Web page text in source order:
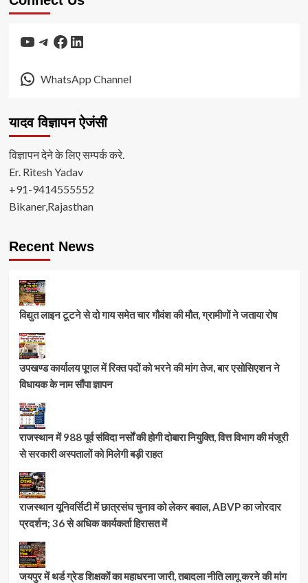
YouTube
Telegram
Facebook
LinkedIn
WhatsApp Channel
यादव विज्ञापन ऐजंसी
विज्ञापन देने के लिए सम्पर्क करे.
Er. Ritesh Yadav
+91-9414555552
Bikaner,Rajasthan
Recent News
विद्युत लाइन टूटने से दो गाय समेत चार गौवंश की मौत, ग्रामीणों ने जताया रोष
उपखण्ड कार्यालय पूगल में रिक्त पदों को भरने की मांग तेज, बार एसोसिएशन ने
विधायक के नाम सौंपा ज्ञापन
राजस्थान में 988 पूर्व संविदा नर्सों की होगी दोबारा नियुक्ति, वित्त विभाग की मंजूरी
से सरकारी अस्पतालों को मिलेगी बड़ी राहत
राजस्थान यूनिवर्सिटी में छात्रसंघ चुनाव को लेकर बवाल, ABVP का जोरदार
प्रदर्शन; 36 से अधिक कार्यकर्ता हिरासत में
जयपुर में थर्ड ग्रेड शिक्षकों का महाधरना जारी, तबादला नीति लागू करने की मांग